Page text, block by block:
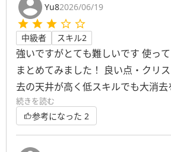
Yu82026/06/19
中級者 スキル2
強いですがとても難しいです 使っ
まとめてみました！ 良い点・クリ
去の天井が高く低スキルでも大消去
点・効果時間がとても短く少しのチ
の判断の誤りが命取り と言った感
ルはありますが難しいので上級者
続きを読む
参考になった 2